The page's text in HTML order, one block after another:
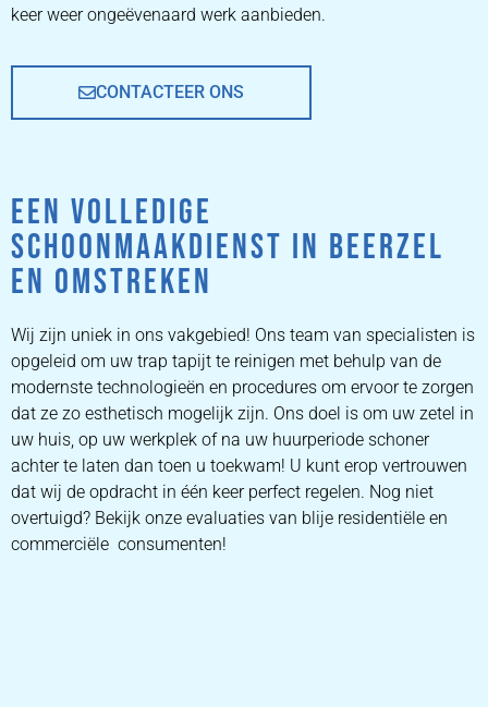
keer weer ongeëvenaard werk aanbieden.
CONTACTEER ONS
EEN VOLLEDIGE
SCHOONMAAKDIENST IN BEERZEL
EN OMSTREKEN
Wij zijn uniek in ons vakgebied! Ons team van specialisten is
opgeleid om uw trap tapijt te reinigen met behulp van de
modernste technologieën en procedures om ervoor te zorgen
dat ze zo esthetisch mogelijk zijn. Ons doel is om uw zetel in
uw huis, op uw werkplek of na uw huurperiode schoner
achter te laten dan toen u toekwam! U kunt erop vertrouwen
dat wij de opdracht in één keer perfect regelen. Nog niet
overtuigd? Bekijk onze evaluaties van blije residentiële en
commerciële consumenten!